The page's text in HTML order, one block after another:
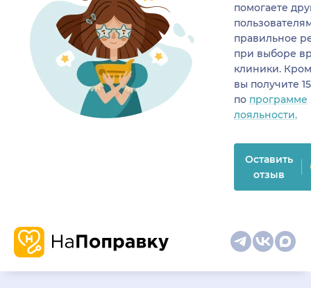
помогаете
правильное
при выборе
клиники.
вы получите
по программе
лояльности.
Оставить
отзыв